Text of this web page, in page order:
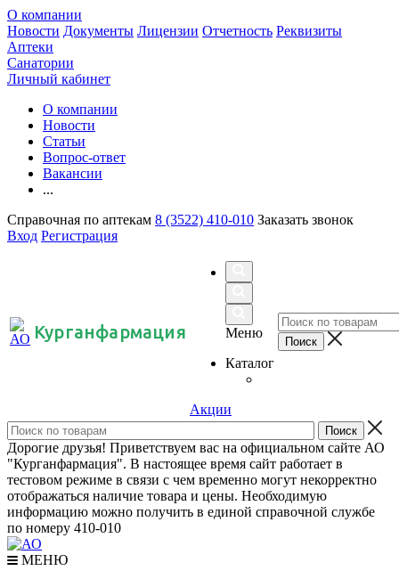
О компании
Новости Документы Лицензии Отчетность Реквизиты
Аптеки
Санатории
Личный кабинет
О компании
Новости
Статьи
Вопрос-ответ
Вакансии
...
Справочная по аптекам 8 (3522) 410-010 Заказать звонок
Вход Регистрация
Курганфармация
Меню
Каталог
Акции
Дорогие друзья! Приветствуем вас на официальном сайте АО
"Курганфармация". В настоящее время сайт работает в
тестовом режиме в связи с чем временно могут некорректно
отображаться наличие товара и цены. Необходимую
информацию можно получить в единой справочной службе
по номеру 410-010
МЕНЮ